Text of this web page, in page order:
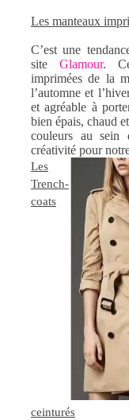
Les manteaux
C’est une
site Glamour.
imprimées de la
l’automne et
et agréable à
bien épais, chaud
couleurs au sein
créativité pour
Les
Trench-
coats
ceinturés